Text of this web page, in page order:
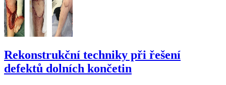
Rekonstrukční techniky při řešení
defektů dolních končetin